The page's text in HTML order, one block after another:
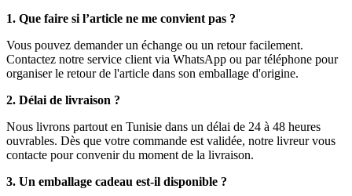
1. Que faire si l’article ne me convient pas ?
Vous pouvez demander un échange ou un retour facilement.
Contactez notre service client via WhatsApp ou par téléphone pour
organiser le retour de l'article dans son emballage d'origine.
2. Délai de livraison ?
Nous livrons partout en Tunisie dans un délai de 24 à 48 heures
ouvrables. Dès que votre commande est validée, notre livreur vous
contacte pour convenir du moment de la livraison.
3. Un emballage cadeau est-il disponible ?